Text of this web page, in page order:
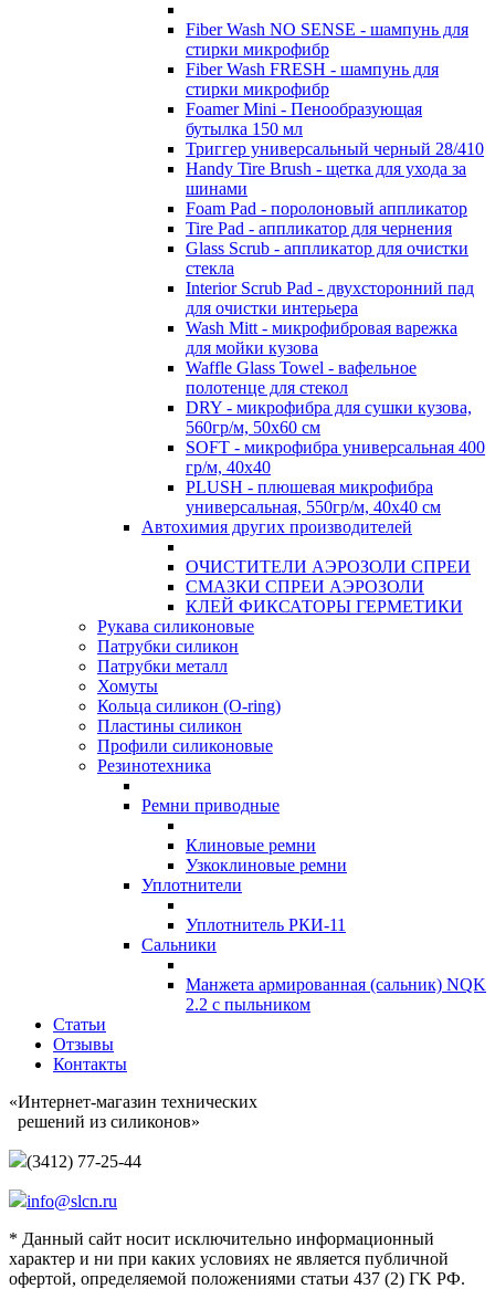
Fiber Wash NO SENSE - шампунь для
стирки микрофибр
Fiber Wash FRESH - шампунь для
стирки микрофибр
Foamer Mini - Пенообразующая
бутылка 150 мл
Триггер универсальный черный 28/410
Handy Tire Brush - щетка для ухода за
шинами
Foam Pad - поролоновый аппликатор
Tire Pad - аппликатор для чернения
Glass Scrub - аппликатор для очистки
стекла
Interior Scrub Pad - двухсторонний пад
для очистки интерьера
Wash Mitt - микрофибровая варежка
для мойки кузова
Waffle Glass Towel - вафельное
полотенце для стекол
DRY - микрофибра для сушки кузова,
560гр/м, 50х60 см
SOFT - микрофибра универсальная 400
гр/м, 40х40
PLUSH - плюшевая микрофибра
универсальная, 550гр/м, 40х40 см
Автохимия других производителей
ОЧИСТИТЕЛИ АЭРОЗОЛИ СПРЕИ
СМАЗКИ СПРЕИ АЭРОЗОЛИ
КЛЕЙ ФИКСАТОРЫ ГЕРМЕТИКИ
Рукава силиконовые
Патрубки силикон
Патрубки металл
Хомуты
Кольца силикон (O-ring)
Пластины силикон
Профили силиконовые
Резинотехника
Ремни приводные
Клиновые ремни
Узкоклиновые ремни
Уплотнители
Уплотнитель РКИ-11
Сальники
Манжета армированная (сальник) NQK
2.2 с пыльником
Статьи
Отзывы
Контакты
«Интернет-магазин технических
решений из силиконов»
(3412) 77-25-44
info@slcn.ru
* Данный сайт носит исключительно информационный
характер и ни при каких условиях не является публичной
офертой, определяемой положениями статьи 437 (2) ГK РФ.